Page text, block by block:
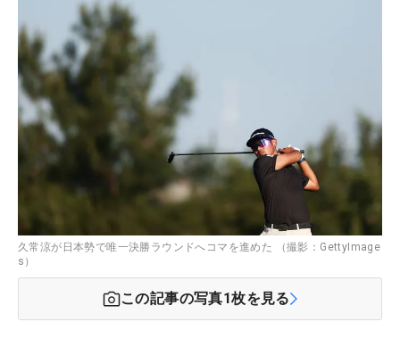
久常涼が日本勢で唯一決勝ラウンドへコマを進めた （撮影：GettyImage
s）
この記事の写真1枚を見る